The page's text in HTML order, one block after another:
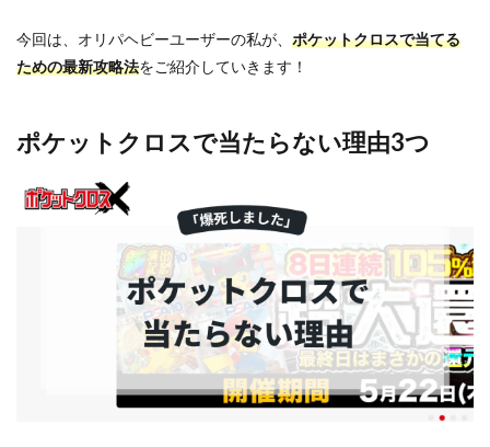
今回は、オリパヘビーユーザーの私が、 ポケットクロスで当てる
ための最新攻略法をご紹介していきます！
ポケットクロスで当たらない理由3つ